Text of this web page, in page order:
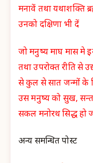
मनावें तथा यथाशक्ति
उनको दक्षिणा भी दें
जो मनुष्य माघ मास मे
तथा उपरोक्त रीति से
से कुल से सात जन्मों के
उस मनुष्य को सुख,
सकल मनोरथ सिद्ध हो
अन्य समन्धित पोस्ट